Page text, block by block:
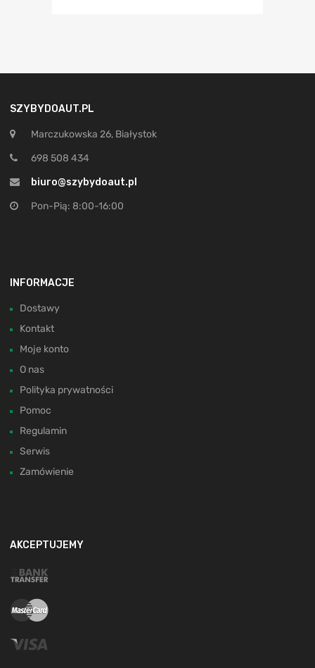
SZYBYDOAUT.PL
Marczukowska 26, Białystok
698 508 434
biuro@szybydoaut.pl
Pon-Pią: 8:00-16:00
INFORMACJE
Dostawy
Kontakt
Moje konto
O nas
Polityka prywatności
Pomoc
Regulamin
Serwis
Zamówienie
AKCEPTUJEMY